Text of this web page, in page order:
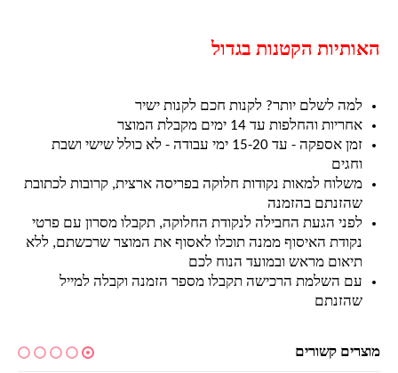
האותיות הקטנות בגדול
למה לשלם יותר? לקנות חכם לקנות ישיר
אחריות והחלפות עד 14 ימים מקבלת המוצר
זמן אספקה - עד 15-20 ימי עבודה - לא כולל שישי ושבת
וחגים
משלוח למאות נקודות חלוקה בפריסה ארצית, קרובות לכתובת
שהזנתם בהזמנה
לפני הגעת החבילה לנקודת החלוקה, תקבלו מסרון עם פרטי
נקודת האיסוף ממנה תוכלו לאסוף את המוצר שרכשתם, ללא
תיאום מראש ובמועד הנוח לכם
עם השלמת הרכישה תקבלו מספר הזמנה וקבלה למייל
שהזנתם
מוצרים קשורים